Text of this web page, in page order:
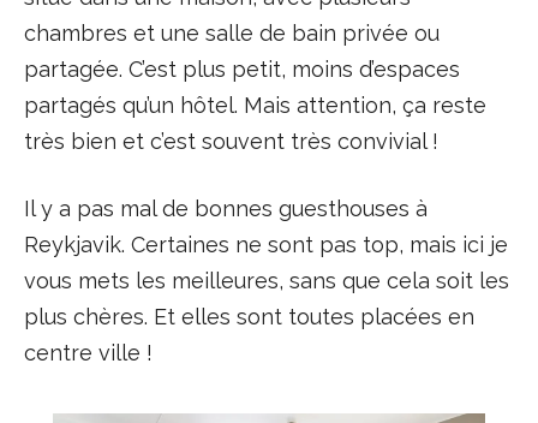
chambres et une salle de bain privée ou
partagée. C’est plus petit, moins d’espaces
partagés qu’un hôtel. Mais attention, ça reste
très bien et c’est souvent très convivial !
Il y a pas mal de bonnes guesthouses à
Reykjavik. Certaines ne sont pas top, mais ici je
vous mets les meilleures, sans que cela soit les
plus chères. Et elles sont toutes placées en
centre ville !